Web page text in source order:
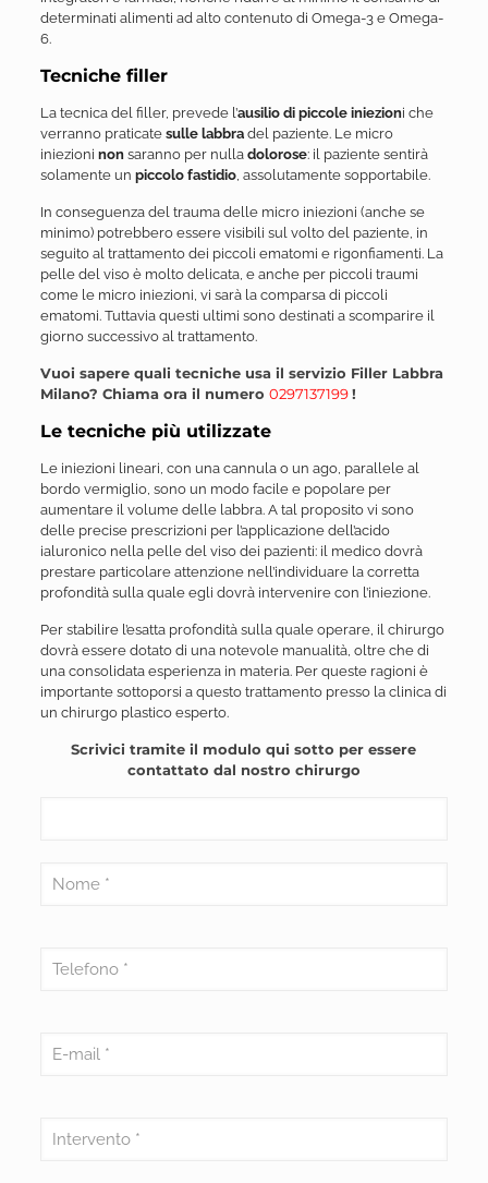
determinati alimenti ad alto contenuto di Omega-3 e Omega-
6.
Tecniche filler
La tecnica del filler, prevede l’ausilio di piccole iniezioni che
verranno praticate sulle labbradel paziente. Le micro
iniezioni nonsaranno per nulla dolorose: il paziente sentirà
solamente un piccolo fastidio, assolutamente sopportabile.
In conseguenza del trauma delle micro iniezioni (anche se
minimo) potrebbero essere visibili sul volto del paziente, in
seguito al trattamento dei piccoli ematomi e rigonfiamenti. La
pelle del viso è molto delicata, e anche per piccoli traumi
come le micro iniezioni, vi sarà la comparsa di piccoli
ematomi. Tuttavia questi ultimi sono destinati a scomparire il
giorno successivo al trattamento.
Vuoi sapere quali tecniche usa il servizio Filler Labbra
Milano? Chiama ora il numero 0297137199!
Le tecniche più utilizzate
Le iniezioni lineari, con una cannula o un ago, parallele al
bordo vermiglio, sono un modo facile e popolare per
aumentare il volume delle labbra. A tal proposito vi sono
delle precise prescrizioni per l’applicazione dell’acido
ialuronico nella pelle del viso dei pazienti: il medico dovrà
prestare particolare attenzione nell’individuare la corretta
profondità sulla quale egli dovrà intervenire con l’iniezione.
Per stabilire l’esatta profondità sulla quale operare, il chirurgo
dovrà essere dotato di una notevole manualità, oltre che di
una consolidata esperienza in materia. Per queste ragioni è
importante sottoporsi a questo trattamento presso la clinica di
un chirurgo plastico esperto.
Scrivici tramite il modulo qui sotto per essere
contattato dal nostro chirurgo